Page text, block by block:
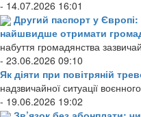
- 14.07.2026 16:01
Другий паспорт у
найшвидше отримати
набуття громадянства
- 23.06.2026 09:10
Як діяти при повітряній
надзвичайної ситуації
- 19.06.2026 19:02